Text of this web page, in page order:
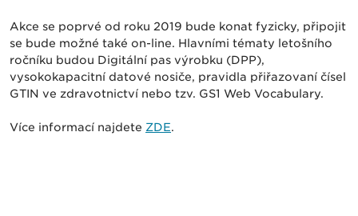
Akce se poprvé od roku 2019 bude konat fyzicky, připojit
se bude možné také on-line. Hlavními tématy letošního
ročníku budou Digitální pas výrobku (DPP),
vysokokapacitní datové nosiče, pravidla přiřazovaní čísel
GTIN ve zdravotnictví nebo tzv. GS1 Web Vocabulary.
Více informací najdete ZDE.